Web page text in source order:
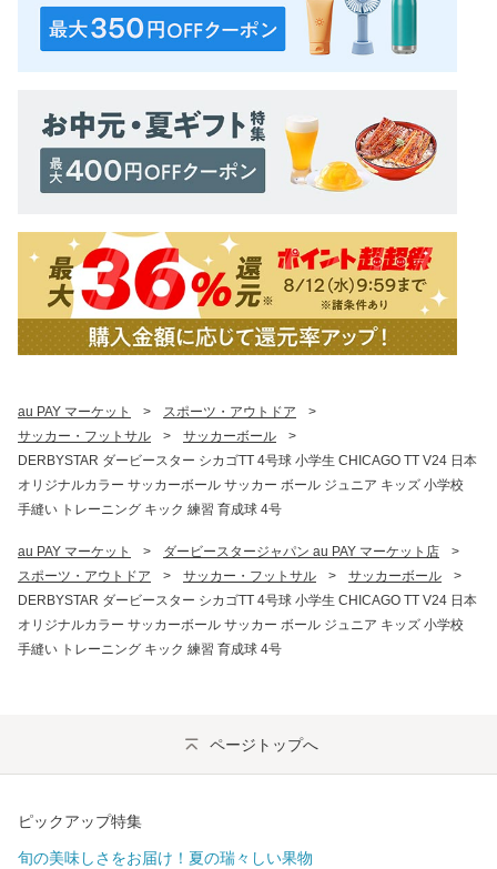
au PAY マーケット > スポーツ・アウトドア
>
サッカー・フットサル
> サッカーボール
>
DERBYSTAR ダービースター シカゴTT 4号球 小学生 CHICAGO TT V24 日本
オリジナルカラー サッカーボール サッカー ボール ジュニア キッズ 小学校
手縫い トレーニング キック 練習 育成球 4号
au PAY マーケット > ダービースタージャパン au PAY マーケット店
>
スポーツ・アウトドア
> サッカー・フットサル > サッカーボール
>
DERBYSTAR ダービースター シカゴTT 4号球 小学生 CHICAGO TT V24 日本
オリジナルカラー サッカーボール サッカー ボール ジュニア キッズ 小学校
手縫い トレーニング キック 練習 育成球 4号
ページトップへ
ピックアップ特集
旬の美味しさをお届け！夏の瑞々しい果物